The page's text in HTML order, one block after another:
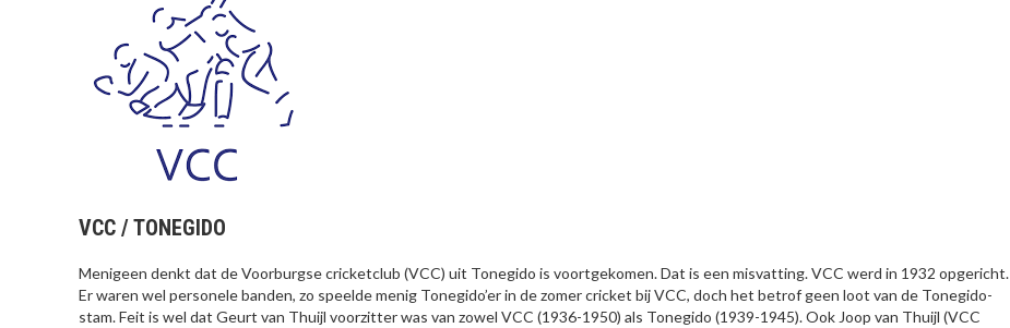
VCC / TONEGIDO
Menigeen denkt dat de Voorburgse cricketclub (VCC) uit Tonegido is voortgekomen. Dat is een misvatting. VCC werd in 1932 opgericht.
Er waren wel personele banden, zo speelde menig Tonegido’er in de zomer cricket bij VCC, doch het betrof geen loot van de Tonegido-
stam. Feit is wel dat Geurt van Thuijl voorzitter was van zowel VCC (1936-1950) als Tonegido (1939-1945). Ook Joop van Thuijl (VCC